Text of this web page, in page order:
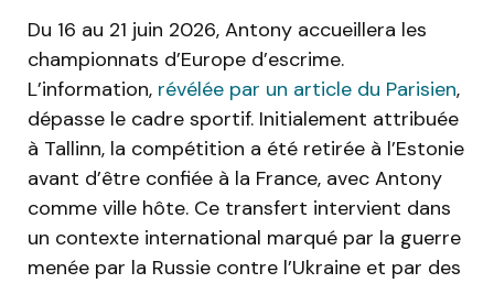
Du 16 au 21 juin 2026, Antony accueillera les
championnats d’Europe d’escrime.
L’information, révélée par un article du Parisien,
dépasse le cadre sportif. Initialement attribuée
à Tallinn, la compétition a été retirée à l’Estonie
avant d’être confiée à la France, avec Antony
comme ville hôte. Ce transfert intervient dans
un contexte international marqué par la guerre
menée par la Russie contre l’Ukraine et par des